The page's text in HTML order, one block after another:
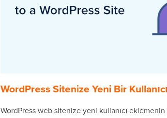
WordPress Sitenize Yeni Bir
WordPress web sitenize yeni kullanıcı eklemenin